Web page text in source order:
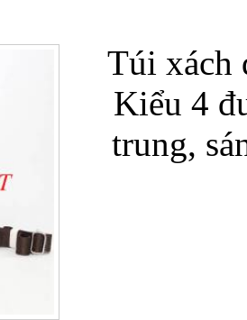
Ốp lưng Samsung
Túi xách
Kiểu 4
trung,